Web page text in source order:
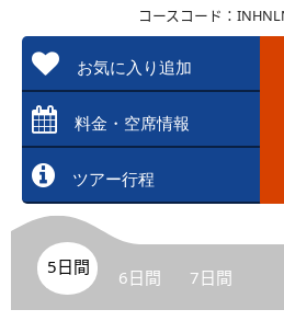
コースコード：
お気に入り追加
料金・空席情報
ツアー行程
5日間 6日間 7日間